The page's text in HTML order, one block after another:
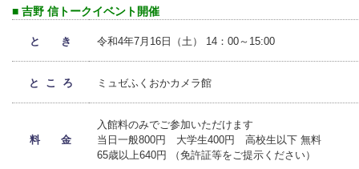
■ 吉野 信トークイベント開催
と き 令和4年7月16日（土） 14：00～15:00
と こ ろ ミュゼふくおかカメラ館
料 金
入館料のみでご参加いただけます
当日一般800円 大学生400円 高校生以下 無料
65歳以上640円 （免許証等をご提示ください）